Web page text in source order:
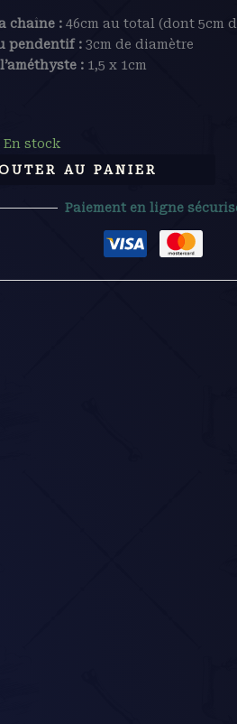
chaîne : 46cm au total (dont 5cm
pendentif :3cm de diamètre
:1,5 x 1cm
En stock
AU PANIER
Paiement en ligne